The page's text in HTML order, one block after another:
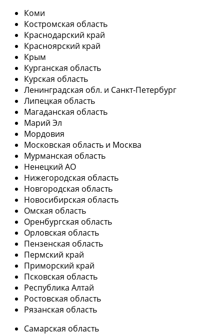
Коми
Костромская область
Краснодарский край
Красноярский край
Крым
Курганская область
Курская область
Ленинградская обл. и Санкт-Петербург
Липецкая область
Магаданская область
Марий Эл
Мордовия
Московская область и Москва
Мурманская область
Ненецкий АО
Нижегородская область
Новгородская область
Новосибирская область
Омская область
Оренбургская область
Орловская область
Пензенская область
Пермский край
Приморский край
Псковская область
Республика Алтай
Ростовская область
Рязанская область
Самарская область